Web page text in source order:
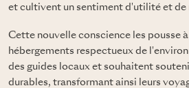
et cultivent un sentiment d'utilité et de
Cette nouvelle conscience les pousse
hébergements respectueux de
des guides locaux et souhaitent
durables, transformant ainsi leurs